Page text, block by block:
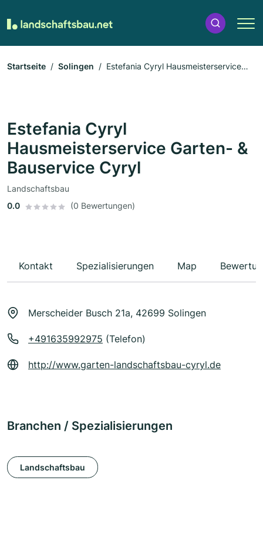
Startseite Solingen
Estefania Cyryl Hausmeisterservice
Estefania Cyryl
Hausmeisterservice Garten- &
Bauservice Cyryl
Landschaftsbau
0.0
(0 Bewertungen)
Kontakt Spezialisierungen Map
Merscheider Busch 21a, 42699 Solingen
+491635992975 (Telefon)
http://www.garten-landschaftsbau-cyryl.de
Branchen / Spezialisierungen
Landschaftsbau